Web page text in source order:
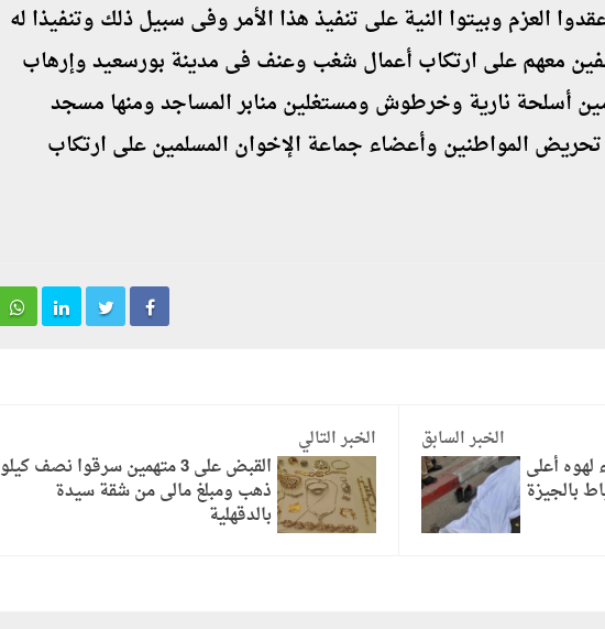
العزم وبيتوا النية على تنفيذ هذا الأمر وفى سبيل ذلك وتنفيذا له
معهم على ارتكاب أعمال شغب وعنف فى مدينة بورسعيد وإرهاب
أسلحة نارية وخرطوش ومستغلين منابر المساجد ومنها مسجد
المواطنين وأعضاء جماعة الإخوان المسلمين على ارتكاب
الخبر السابق
أعلى
بالجيزة
الخبر التالي
القبض على 3 متهمين سرقوا نصف كيلو
ذهب ومبلغ مالى من شقة سيدة
بالدقهلية